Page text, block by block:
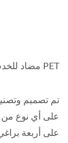
PET مضاد للخدش، غشاء، مفتاح سفلي، مفتاح، مفتاح قبة معدنية
تم تصميم
على أي نوع من
على أربعة